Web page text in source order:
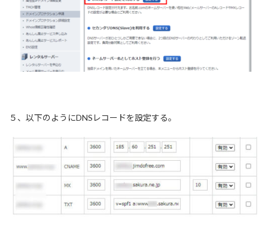
５、以下のようにDNSレコードを設定する。